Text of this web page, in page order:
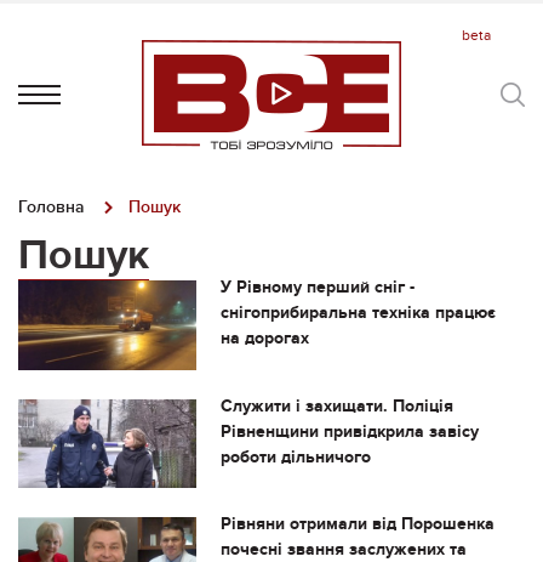
Головна Пошук
Пошук
У Рівному перший сніг -
снігоприбиральна техніка працює
на дорогах
Служити і захищати. Поліція
Рівненщини привідкрила завісу
роботи дільничого
Рівняни отримали від Порошенка
почесні звання заслужених та